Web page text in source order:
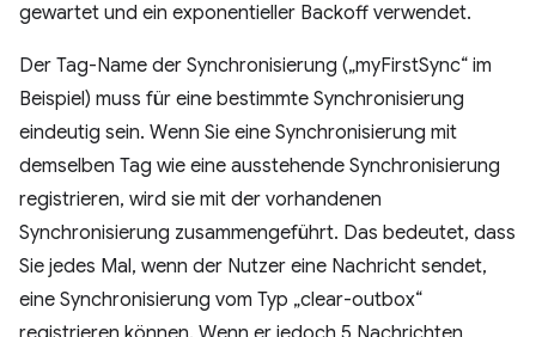
gewartet und ein exponentieller Backoff verwendet.
Der Tag-Name der Synchronisierung („myFirstSync“ im
Beispiel) muss für eine bestimmte Synchronisierung
eindeutig sein. Wenn Sie eine Synchronisierung mit
demselben Tag wie eine ausstehende Synchronisierung
registrieren, wird sie mit der vorhandenen
Synchronisierung zusammengeführt. Das bedeutet, dass
Sie jedes Mal, wenn der Nutzer eine Nachricht sendet,
eine Synchronisierung vom Typ „clear-outbox“